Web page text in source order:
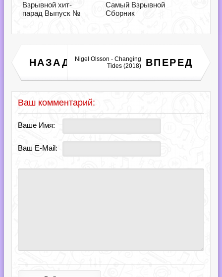
Взрывной хит-
парад Выпуск №
Самый Взрывной
Сборник
НАЗАД
Trance In Motion Vol.253
[Full Version] (2018)
ВПЕРЕД
Nigel Olsson - Changing
Tides (2018)
Ваш комментарий:
Ваше Имя:
Ваш E-Mail: